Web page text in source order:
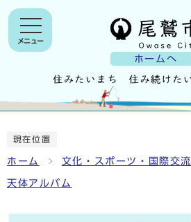
ホームへ
メニュー
現在位置
ホーム 文化・スポーツ・国際交流
天体アルバム